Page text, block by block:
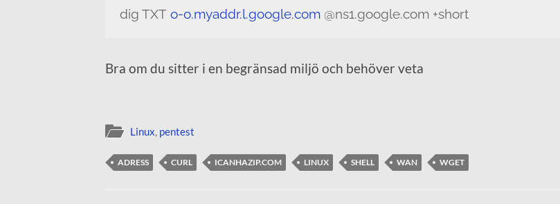
dig TXT o-o.myaddr.l.google.com@ns1.google.com +short
Bra om du sitter i en begränsad miljö och behöver veta
Linux, pentest
ADRESS CURL ICANHAZIP.COM LINUX SHELL WAN WGET